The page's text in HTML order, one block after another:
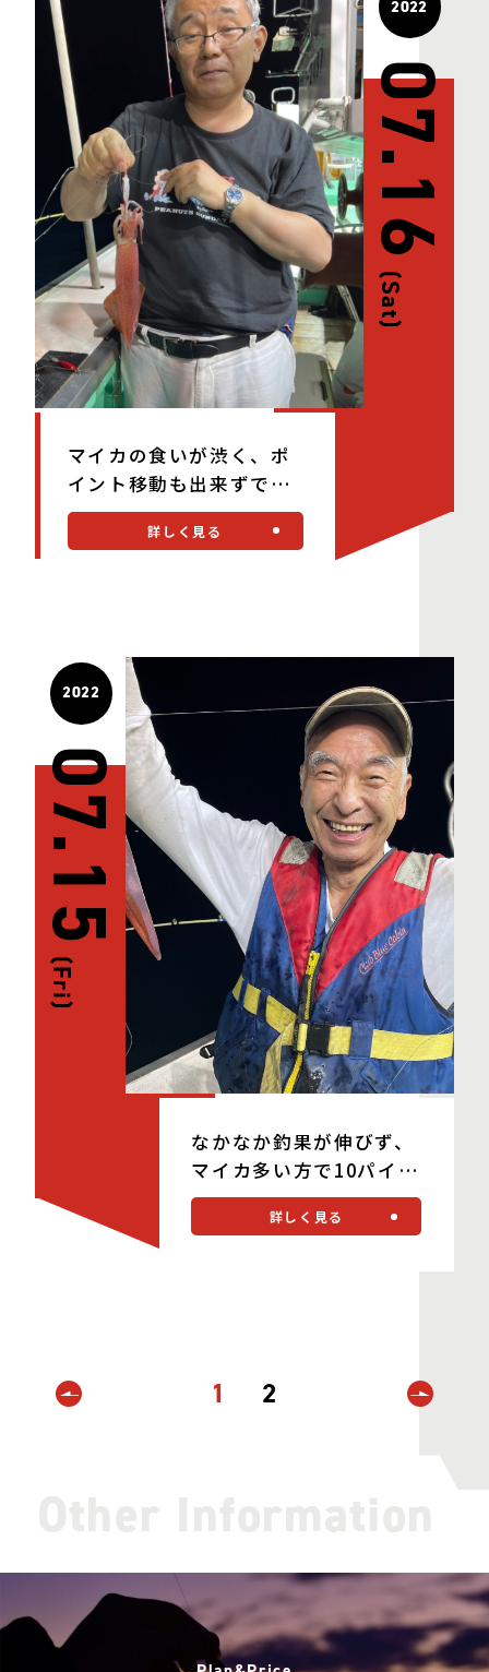
マイカの食いが渋く、ポ
イント移動も出来ずでし
た・・・。
詳しく見る
2022
07.16
(Sat)
なかなか釣果が伸びず、
マイカ多い方で10パイで
した・・・。
詳しく見る
2022
07.15
(Fri)
1 2